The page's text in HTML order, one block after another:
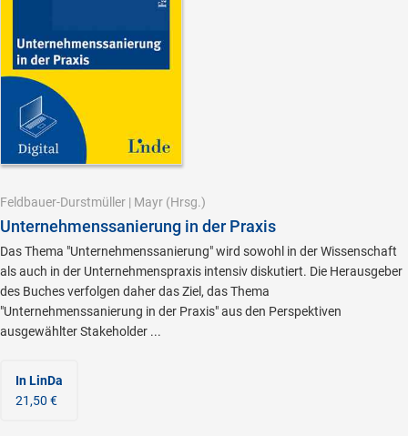
Feldbauer-Durstmüller | Mayr (Hrsg.)
Unternehmenssanierung in der Praxis
Das Thema "Unternehmenssanierung" wird sowohl in der Wissenschaft
als auch in der Unternehmenspraxis intensiv diskutiert. Die Herausgeber
des Buches verfolgen daher das Ziel, das Thema
"Unternehmenssanierung in der Praxis" aus den Perspektiven
ausgewählter Stakeholder ...
In LinDa
21,50 €